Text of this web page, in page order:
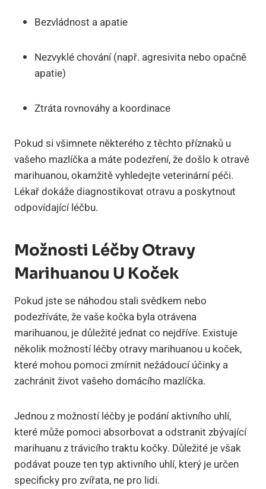
Bezvládnost a apatie
Nezvyklé chování (např. agresivita nebo opačně
apatie)
Ztráta rovnováhy a koordinace
Pokud si všimnete některého z těchto příznaků u
vašeho mazlíčka a máte podezření, že došlo k otravě
marihuanou, okamžitě vyhledejte veterinární péči.
Lékař dokáže diagnostikovat otravu a poskytnout
odpovídající léčbu.
Možnosti Léčby Otravy
Marihuanou U Koček
Pokud jste se náhodou stali svědkem nebo
podezříváte, že vaše kočka byla otrávena
marihuanou, je důležité jednat co nejdříve. Existuje
několik možností léčby otravy marihuanou u koček,
které mohou pomoci zmírnit nežádoucí účinky a
zachránit život vašeho domácího mazlíčka.
Jednou z možností léčby je podání aktivního uhlí,
které může pomoci absorbovat a odstranit zbývající
marihuanu z trávicího traktu kočky. Důležité je však
podávat pouze ten typ aktivního uhlí, který je určen
specificky pro zvířata, ne pro lidi.